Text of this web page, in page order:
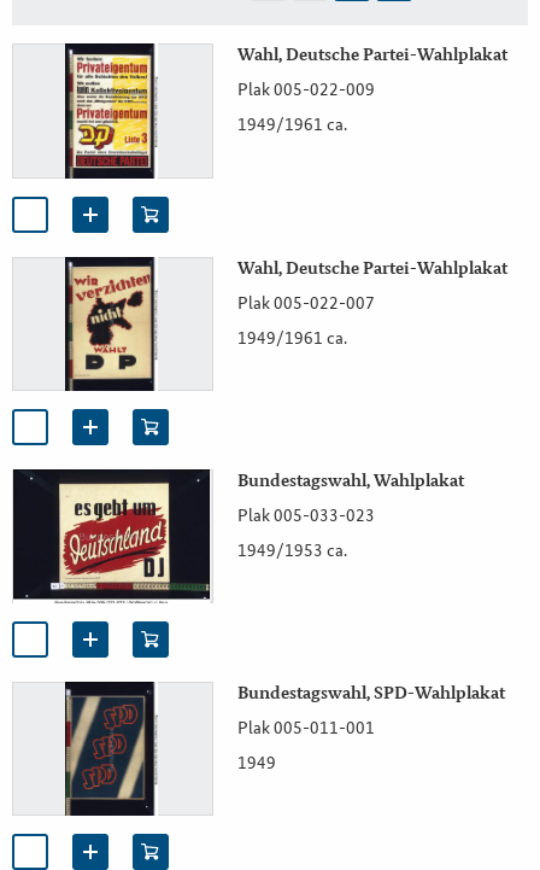
Wahl, Deutsche Partei-Wahlplakat
Plak 005-022-009
1949/1961 ca.
Wahl, Deutsche Partei-Wahlplakat
Plak 005-022-007
1949/1961 ca.
Bundestagswahl, Wahlplakat
Plak 005-033-023
1949/1953 ca.
Bundestagswahl, SPD-Wahlplakat
Plak 005-011-001
1949